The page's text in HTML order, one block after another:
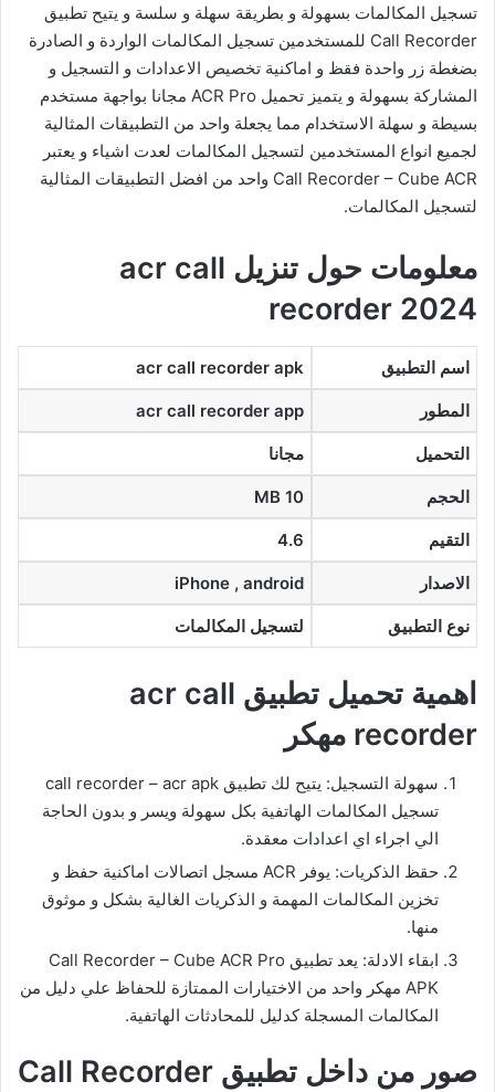
تسجيل المكالمات بسهولة و بطريقة سهلة و سلسة و يتيح تطبيق
Call Recorder للمستخدمين تسجيل المكالمات الواردة و الصادرة
بضغطة زر واحدة فقظ و اماكنية تخصيص الاعدادات و التسجيل و
المشاركة بسهولة و يتميز تحميل ACR Pro مجانا بواجهة مستخدم
بسيطة و سهلة الاستخدام مما يجعلة واحد من التطبيقات المثالية
لجميع انواع المستخدمين لتسجيل المكالمات لعدت اشياء و يعتبر
Call Recorder – Cube ACR واحد من افضل التطبيقات المثالية
لتسجيل المكالمات.
معلومات حول تنزيل acr call
recorder 2024
اسم التطبيق acr call recorder apk
المطور acr call recorder app
التحميل مجانا
الحجم 10 MB
التقيم 4.6
الاصدار iPhone , android
نوع التطبيق لتسجيل المكالمات
اهمية تحميل تطبيق acr call
recorder مهكر
سهولة التسجيل: يتيح لك تطبيق call recorder – acr apk
تسجيل المكالمات الهاتفية بكل سهولة ويسر و بدون الحاجة
الي اجراء اي اعدادات معقدة.
حقظ الذكريات: يوفر ACR مسجل اتصالات اماكنية حفظ و
تخزين المكالمات المهمة و الذكريات الغالية بشكل و موثوق
منها.
ابقاء الادلة: يعد تطبيق Call Recorder – Cube ACR Pro
APK مهكر واحد من الاختيارات الممتازة للحفاظ علي دليل من
المكالمات المسجلة كدليل للمحادثات الهاتفية.
صور من داخل تطبيق Call Recorder